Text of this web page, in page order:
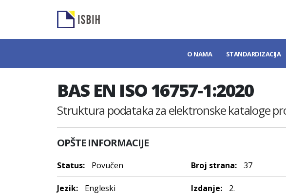
O NAMA STANDARDIZACIJA
BAS EN ISO 16757-1:2020
Struktura podataka za elektronske kataloge
OPŠTE INFORMACIJE
Status: Povučen Broj strana: 37
Jezik: Engleski Izdanje: 2.